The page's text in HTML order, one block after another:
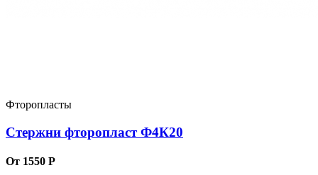
Фторопласты
Стержни фторопласт Ф4К20
От 1550 Р